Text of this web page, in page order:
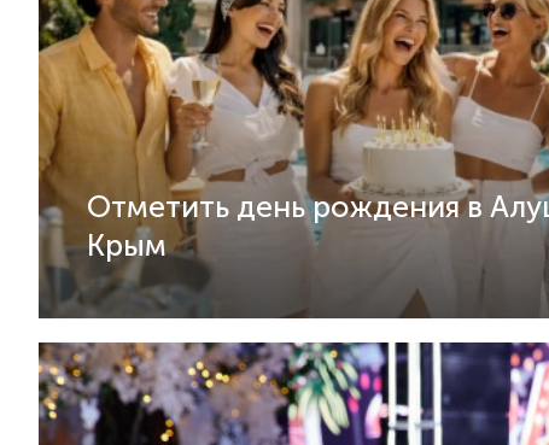
Отметить день рождения в
Крым